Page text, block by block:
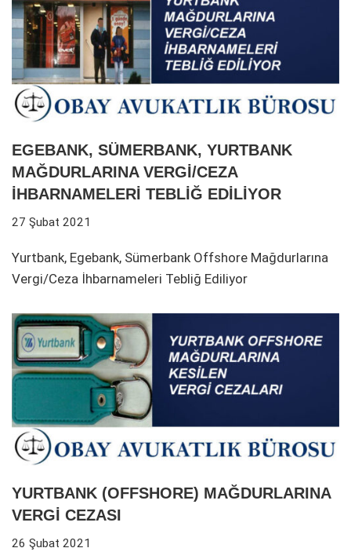
EGEBANK, SÜMERBANK, YURTBANK
MAĞDURLARINA VERGİ/CEZA
İHBARNAMELERİ TEBLİĞ EDİLİYOR
27 Şubat 2021
Yurtbank, Egebank, Sümerbank Offshore Mağdurlarına
Vergi/Ceza İhbarnameleri Tebliğ Ediliyor
YURTBANK (OFFSHORE) MAĞDURLARINA
VERGİ CEZASI
26 Şubat 2021